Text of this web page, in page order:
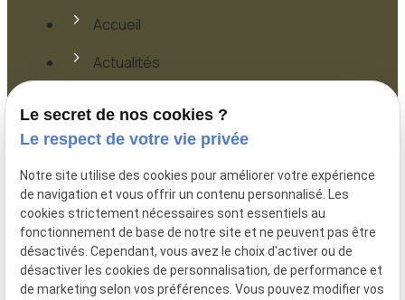
Accueil
Actualités
Plan du site
Mentions légales
Politique de confidentialité
Gestion des cookies
Le secret de nos cookies ?
Le respect de votre vie privée
Notre site utilise des cookies pour améliorer votre expérience
de navigation et vous offrir un contenu personnalisé. Les
cookies strictement nécessaires sont essentiels au
fonctionnement de base de notre site et ne peuvent pas être
désactivés. Cependant, vous avez le choix d'activer ou de
désactiver les cookies de personnalisation, de performance et
de marketing selon vos préférences. Vous pouvez modifier vos